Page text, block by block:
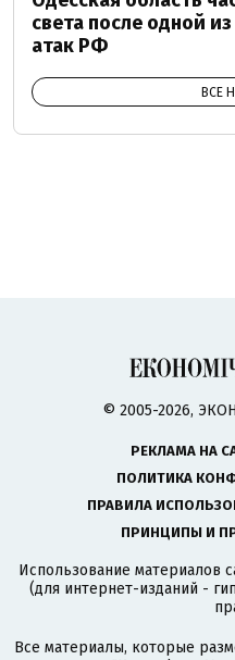
света после одной
атак РФ
ВСЕ
© 2005-2026,
РЕКЛАМА НА
ПОЛИТИКА
ПРАВИЛА
ПРИНЦИПЫ И
Использование материалов
(для интернет-изданий -
Все материалы, которые